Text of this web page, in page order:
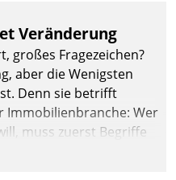
Veränderung
großes Fragezeichen?
aber die Wenigsten
Denn sie betrifft
Immobilienbranche: Wer
muss zuerst Begriffe
Optimierung: